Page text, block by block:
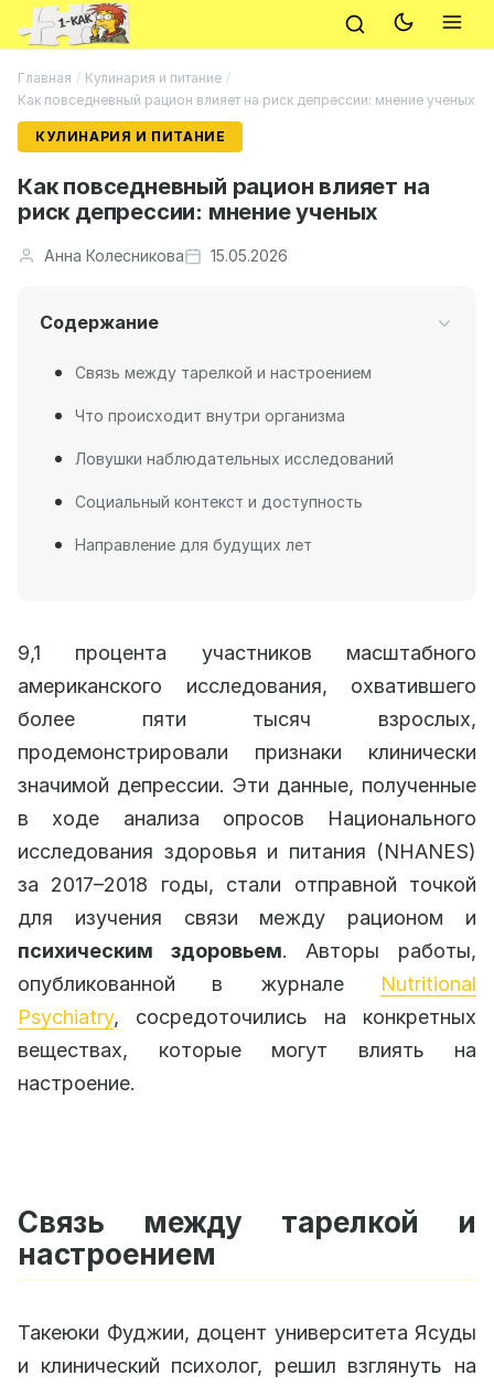
Главная / Кулинария и питание /
Как повседневный рацион влияет на риск депрессии: мнение ученых
КУЛИНАРИЯ И ПИТАНИЕ
Как повседневный рацион влияет на
риск депрессии: мнение ученых
Анна Колесникова 15.05.2026
Содержание
Связь между тарелкой и настроением
Что происходит внутри организма
Ловушки наблюдательных исследований
Социальный контекст и доступность
Направление для будущих лет
9,1 процента участников масштабного
американского исследования, охватившего
более пяти тысяч взрослых,
продемонстрировали признаки клинически
значимой депрессии. Эти данные, полученные
в ходе анализа опросов Национального
исследования здоровья и питания (NHANES)
за 2017–2018 годы, стали отправной точкой
для изучения связи между рационом и
психическим здоровьем. Авторы работы,
опубликованной в журнале Nutritional
Psychiatry, сосредоточились на конкретных
веществах, которые могут влиять на
настроение.
Связь между тарелкой и
настроением
Такеюки Фуджии, доцент университета Ясуды
и клинический психолог, решил взглянуть на